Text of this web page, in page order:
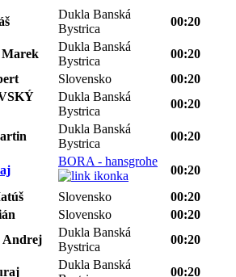
Dukla Banská
Bystrica
00:20
Dukla Banská
Bystrica
00:20
Slovensko
00:20
Dukla Banská
Bystrica
00:20
Dukla Banská
Bystrica
00:20
BORA - hansgrohe
00:20
Slovensko
00:20
Slovensko
00:20
Andrej
Dukla Banská
Bystrica
00:20
Dukla Banská
00:20